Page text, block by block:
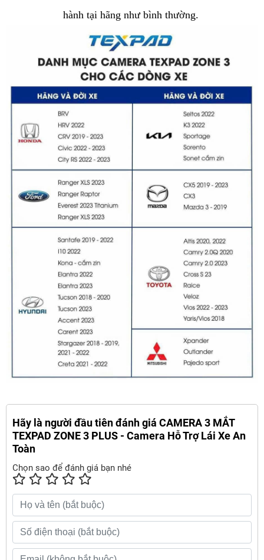
hành tại hãng như bình thường.
Hãy là người đầu tiên đánh giá CAMERA 3 MẮT
TEXPAD ZONE 3 PLUS - Camera Hỗ Trợ Lái Xe An
Toàn
Chọn sao để đánh giá bạn nhé